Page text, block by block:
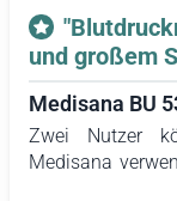
und großem
Medisana BU
Zwei Nutzer
Medisana